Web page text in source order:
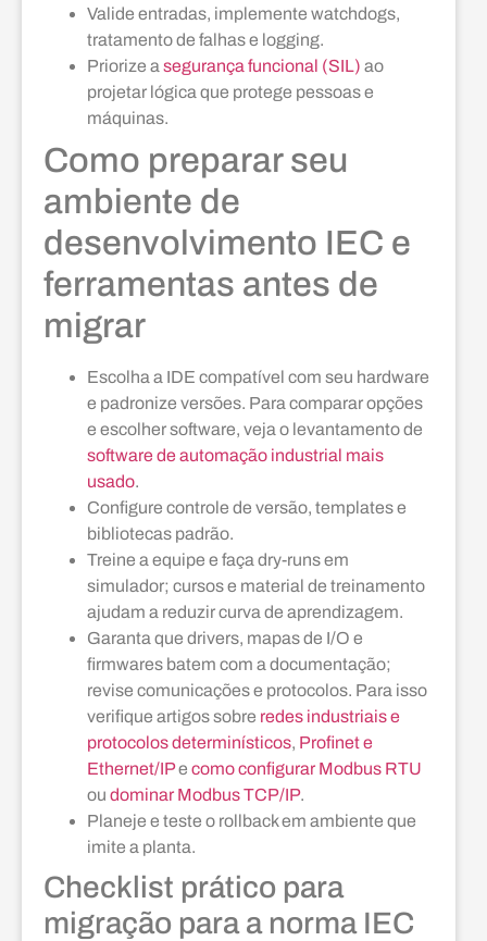
Valide entradas, implemente watchdogs,
tratamento de falhas e logging.
Priorize a segurança funcional (SIL) ao
projetar lógica que protege pessoas e
máquinas.
Como preparar seu
ambiente de
desenvolvimento IEC e
ferramentas antes de
migrar
Escolha a IDE compatível com seu hardware
e padronize versões. Para comparar opções
e escolher software, veja o levantamento de
software de automação industrial mais
usado.
Configure controle de versão, templates e
bibliotecas padrão.
Treine a equipe e faça dry-runs em
simulador; cursos e material de treinamento
ajudam a reduzir curva de aprendizagem.
Garanta que drivers, mapas de I/O e
firmwares batem com a documentação;
revise comunicações e protocolos. Para isso
verifique artigos sobre redes industriais e
protocolos determinísticos, Profinet e
Ethernet/IPe como configurar Modbus RTU
ou dominar Modbus TCP/IP.
Planeje e teste o rollback em ambiente que
imite a planta.
Checklist prático para
migração para a norma IEC